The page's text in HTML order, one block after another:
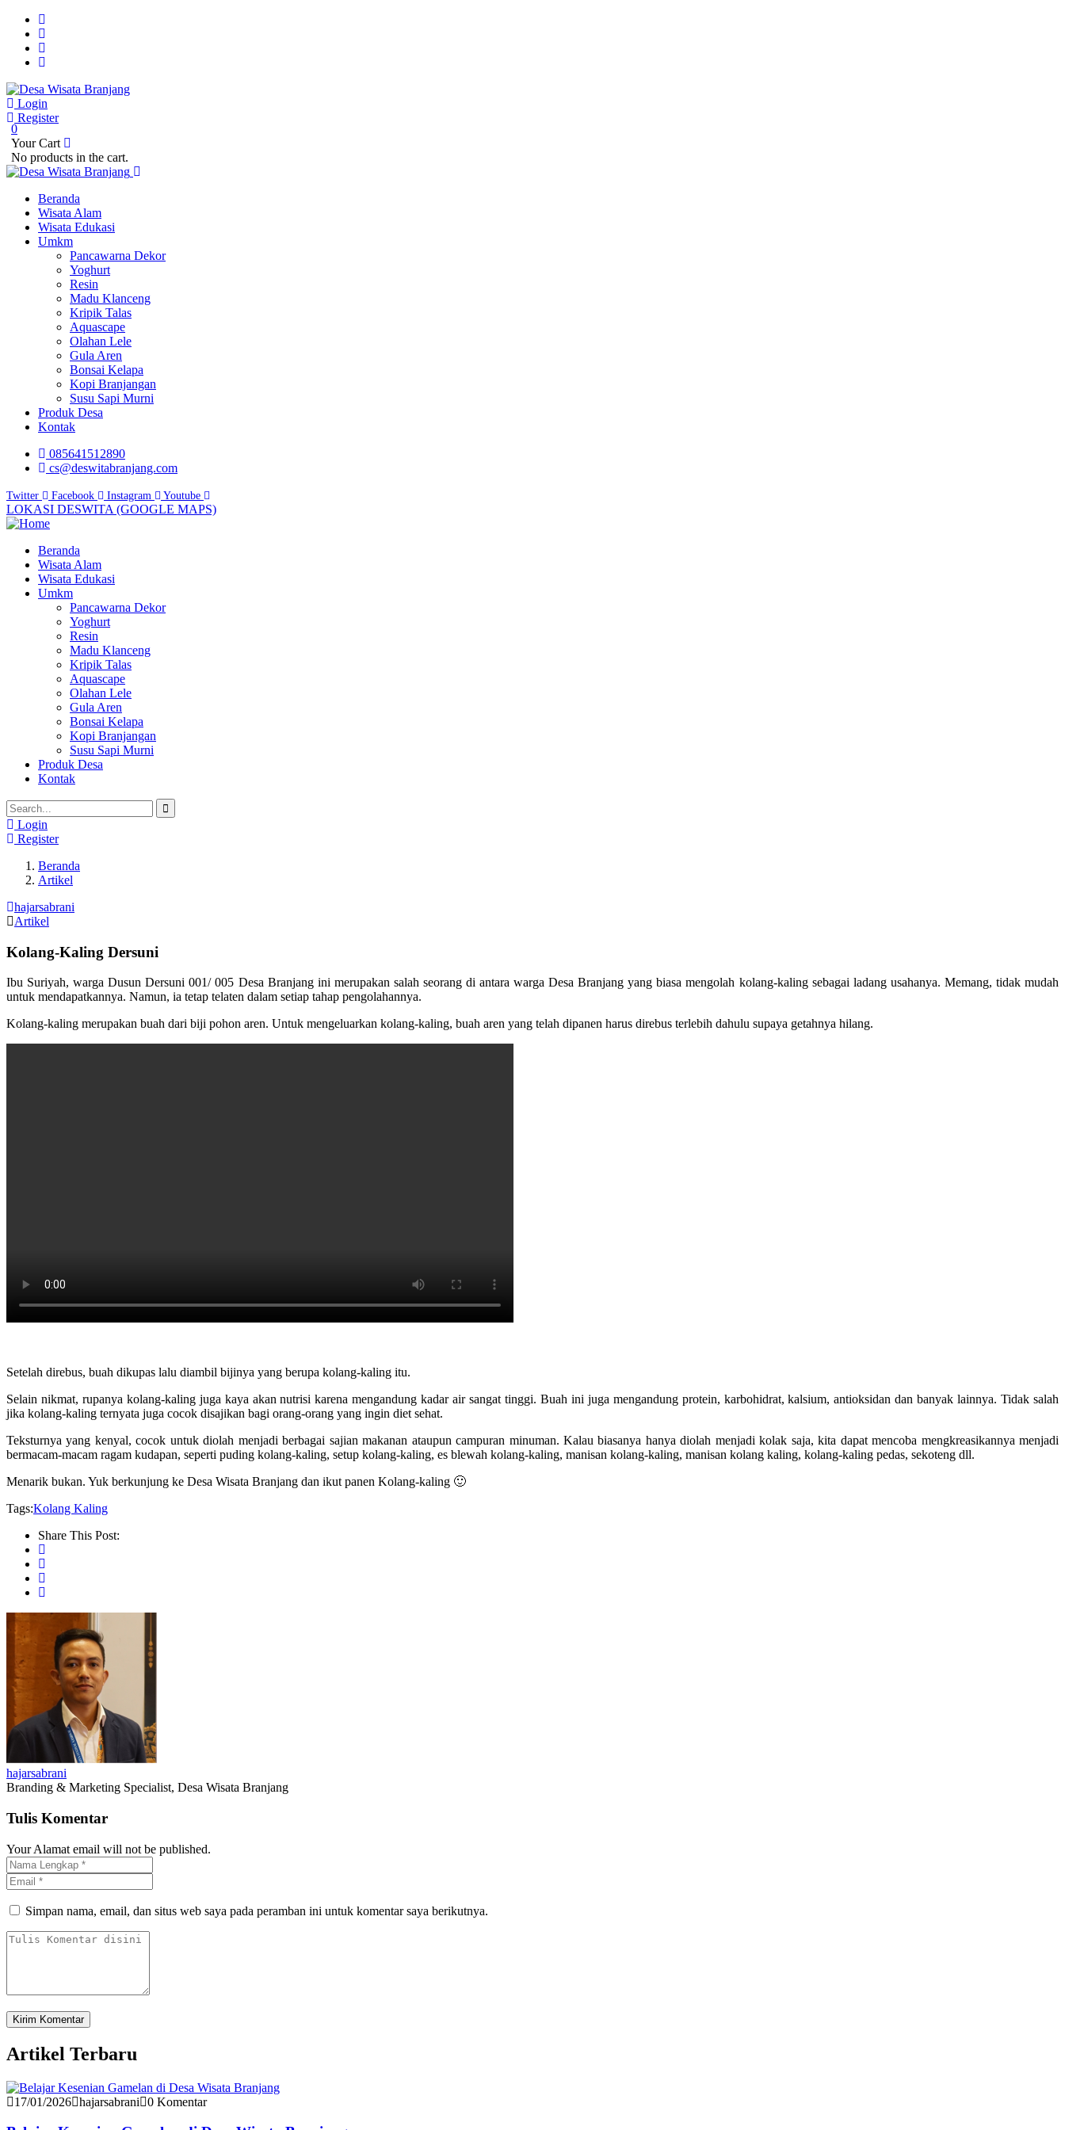
Login
Register
0
Your Cart
No products in the cart.
Beranda
Wisata Alam
Wisata Edukasi
Umkm
Pancawarna Dekor
Yoghurt
Resin
Madu Klanceng
Kripik Talas
Aquascape
Olahan Lele
Gula Aren
Bonsai Kelapa
Kopi Branjangan
Susu Sapi Murni
Produk Desa
Kontak
085641512890
cs@deswitabranjang.com
Twitter Facebook Instagram Youtube
LOKASI DESWITA (GOOGLE MAPS)
Beranda
Wisata Alam
Wisata Edukasi
Umkm
Pancawarna Dekor
Yoghurt
Resin
Madu Klanceng
Kripik Talas
Aquascape
Olahan Lele
Gula Aren
Bonsai Kelapa
Kopi Branjangan
Susu Sapi Murni
Produk Desa
Kontak
Login
Register
Beranda
Artikel
hajarsabrani
Artikel
Kolang-Kaling Dersuni
Ibu Suriyah, warga Dusun Dersuni 001/ 005 Desa Branjang ini merupakan salah seorang di antara warga Desa Branjang yang biasa mengolah kolang-kaling sebagai ladang usahanya. Memang, tidak mudah
untuk mendapatkannya. Namun, ia tetap telaten dalam setiap tahap pengolahannya.
Kolang-kaling merupakan buah dari biji pohon aren. Untuk mengeluarkan kolang-kaling, buah aren yang telah dipanen harus direbus terlebih dahulu supaya getahnya hilang.
Setelah direbus, buah dikupas lalu diambil bijinya yang berupa kolang-kaling itu.
Selain nikmat, rupanya kolang-kaling juga kaya akan nutrisi karena mengandung kadar air sangat tinggi. Buah ini juga mengandung protein, karbohidrat, kalsium, antioksidan dan banyak lainnya. Tidak salah
jika kolang-kaling ternyata juga cocok disajikan bagi orang-orang yang ingin diet sehat.
Teksturnya yang kenyal, cocok untuk diolah menjadi berbagai sajian makanan ataupun campuran minuman. Kalau biasanya hanya diolah menjadi kolak saja, kita dapat mencoba mengkreasikannya menjadi
bermacam-macam ragam kudapan, seperti puding kolang-kaling, setup kolang-kaling, es blewah kolang-kaling, manisan kolang-kaling, manisan kolang kaling, kolang-kaling pedas, sekoteng dll.
Menarik bukan. Yuk berkunjung ke Desa Wisata Branjang dan ikut panen Kolang-kaling 🙂
Tags:Kolang Kaling
Share This Post:
hajarsabrani
Branding & Marketing Specialist, Desa Wisata Branjang
Tulis Komentar
Your Alamat email will not be published.
Simpan nama, email, dan situs web saya pada peramban ini untuk komentar saya berikutnya.
Artikel Terbaru
17/01/2026 hajarsabrani 0 Komentar